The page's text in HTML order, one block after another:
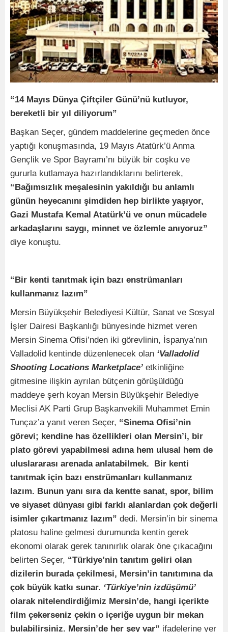
“14 Mayıs Dünya Çiftçiler Günü’nü kutluyor,
bereketli bir yıl diliyorum”
Başkan Seçer, gündem maddelerine geçmeden önce
yaptığı konuşmasında, 19 Mayıs Atatürk’ü Anma
Gençlik ve Spor Bayramı’nı büyük bir coşku ve
gururla kutlamaya hazırlandıklarını belirterek,
“Bağımsızlık meşalesinin yakıldığı bu anlamlı
günün heyecanını şimdiden hep birlikte yaşıyor,
Gazi Mustafa Kemal Atatürk’ü ve onun mücadele
arkadaşlarını saygı, minnet ve özlemle anıyoruz”
diye konuştu.
“Bir kenti tanıtmak için bazı enstrümanları
kullanmanız lazım”
Mersin Büyükşehir Belediyesi Kültür, Sanat ve Sosyal
İşler Dairesi Başkanlığı bünyesinde hizmet veren
Mersin Sinema Ofisi’nden iki görevlinin, İspanya’nın
Valladolid kentinde düzenlenecek olan ‘Valladolid
Shooting Locations Marketplace’ etkinliğine
gitmesine ilişkin ayrılan bütçenin görüşüldüğü
maddeye şerh koyan Mersin Büyükşehir Belediye
Meclisi AK Parti Grup Başkanvekili Muhammet Emin
Tunçaz’a yanıt veren Seçer, “Sinema Ofisi’nin
görevi; kendine has özellikleri olan Mersin’i, bir
plato görevi yapabilmesi adına hem ulusal hem de
uluslararası arenada anlatabilmek. Bir kenti
tanıtmak için bazı enstrümanları kullanmanız
lazım. Bunun yanı sıra da kentte sanat, spor, bilim
ve siyaset dünyası gibi farklı alanlardan çok değerli
isimler çıkartmanız lazım” dedi. Mersin’in bir sinema
platosu haline gelmesi durumunda kentin gerek
ekonomi olarak gerek tanınırlık olarak öne çıkacağını
belirten Seçer, “Türkiye’nin tanıtım geliri olan
dizilerin burada çekilmesi, Mersin’in tanıtımına da
çok büyük katkı sunar. ‘Türkiye’nin izdüşümü’
olarak nitelendirdiğimiz Mersin’de, hangi içerikte
film çekerseniz çekin o içeriğe uygun bir mekan
bulabilirsiniz. Mersin’de her şey var” ifadelerine yer